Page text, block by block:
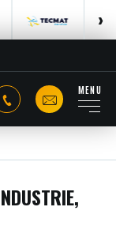
MENU